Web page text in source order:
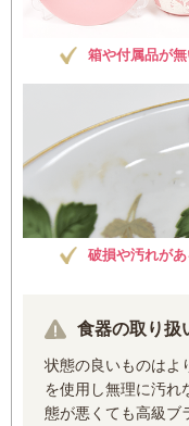
箱や付属品が
破損や汚れがあ
食器の取り扱
状態の良いものはよ
を使用し無理に汚れ
態が悪くても高級ブ